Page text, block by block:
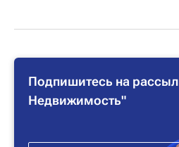
Подпишитесь на
Недвижимость"